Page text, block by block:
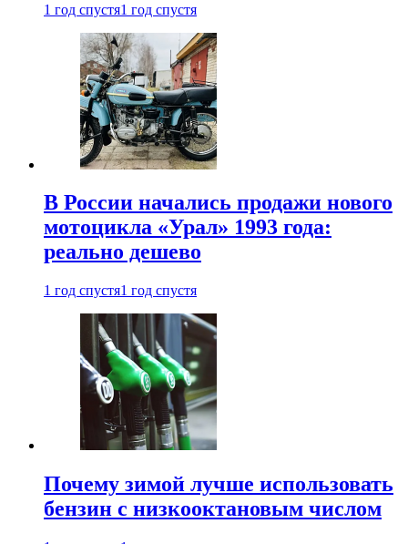
1 год спустя1 год спустя
В России начались продажи нового
мотоцикла «Урал» 1993 года:
реально дешево
1 год спустя1 год спустя
Почему зимой лучше использовать
бензин с низкооктановым числом